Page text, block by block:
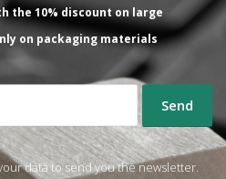
the 10% discount on large
on packaging materials
data to send you the newsletter.
nuestros
utilizado. Nos la han